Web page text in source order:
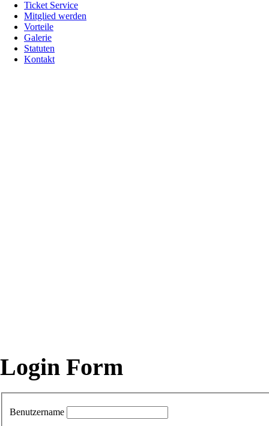
Ticket Service
Mitglied werden
Vorteile
Galerie
Statuten
Kontakt
Login Form
Benutzername